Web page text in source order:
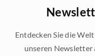
Entdecken Sie die
unseren Newsletter